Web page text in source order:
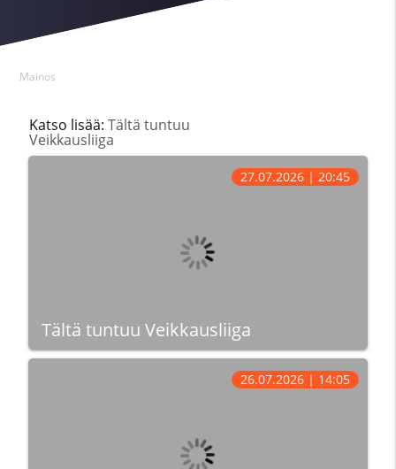
Mainos
Katso lisää: Tältä tuntuu
Veikkausliiga
Tältä tuntuu Veikkausliiga
27.07.2026 | 20:45
26.07.2026 | 14:05